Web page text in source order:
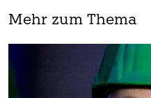
Mehr zum Thema